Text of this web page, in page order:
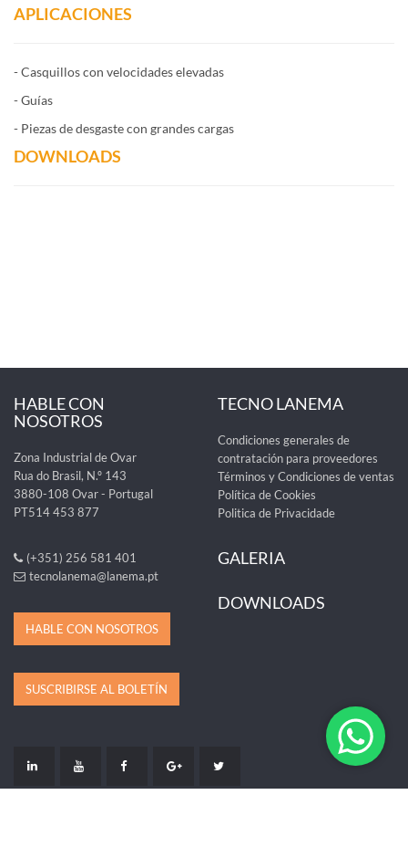
APLICACIONES
- Casquillos con velocidades elevadas
- Guías
- Piezas de desgaste con grandes cargas
DOWNLOADS
HABLE CON
NOSOTROS
Zona Industrial de Ovar
Rua do Brasil, N.º 143
3880-108 Ovar - Portugal
PT514 453 877
(+351) 256 581 401
tecnolanema@lanema.pt
HABLE CON NOSOTROS
TECNO LANEMA
Condiciones generales de
contratación para proveedores
Términos y Condiciones de ventas
Política de Cookies
Politica de Privacidade
GALERIA
DOWNLOADS
SUSCRIBIRSE AL BOLETÍN